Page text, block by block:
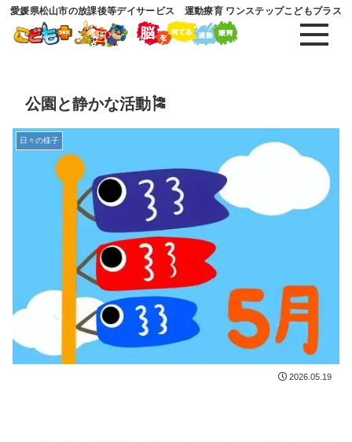
愛媛県松山市の放課後等デイサービス 運動療育 ワンステップこどもプラス
公園と静かな活動🎏
日々の様子
2026.05.19